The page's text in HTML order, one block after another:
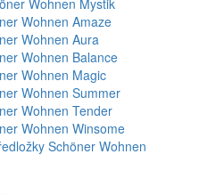
Wohnen Mystik
Wohnen Amaze
Wohnen Aura
Wohnen Balance
Wohnen Magic
Wohnen Summer
Wohnen Tender
Wohnen Winsome
Schöner Wohnen